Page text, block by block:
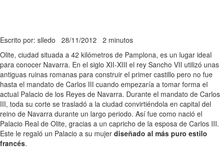
Escrito por: slledo 28/11/2012 2 minutos
Olite, ciudad situada a 42 kilómetros de Pamplona, es un lugar ideal
para conocer Navarra. En el siglo XII-XIII el rey Sancho VII utilizó unas
antiguas ruinas romanas para construir el primer castillo pero no fue
hasta el mandato de Carlos III cuando empezaría a tomar forma el
actual Palacio de los Reyes de Navarra. Durante el mandato de Carlos
III, toda su corte se trasladó a la ciudad convirtiéndola en capital del
reino de Navarra durante un largo periodo. Así fue como nació el
Palacio Real de Olite, gracias a un capricho de la esposa de Carlos III.
Este le regaló un Palacio a su mujer diseñado al más puro estilo
francés.